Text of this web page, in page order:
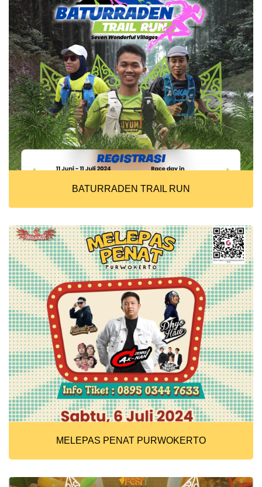
BATURRADEN TRAIL RUN
MELEPAS PENAT PURWOKERTO